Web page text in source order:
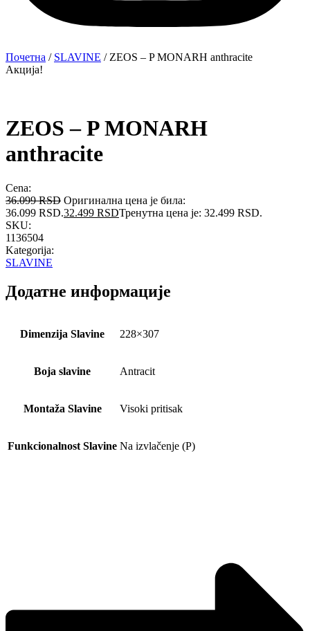
Почетна / SLAVINE / ZEOS – P MONARH anthracite
Акција!
ZEOS – P MONARH
anthracite
Cena:
36.099RSD Оригинална цена је била:
36.099 RSD.32.499 RSDТренутна цена је: 32.499 RSD.
SKU:
1136504
Kategorija:
SLAVINE
Додатне информације
Dimenzija Slavine 228×307
Boja slavine Antracit
Montaža Slavine Visoki pritisak
Funkcionalnost Slavine Na izvlačenje (P)